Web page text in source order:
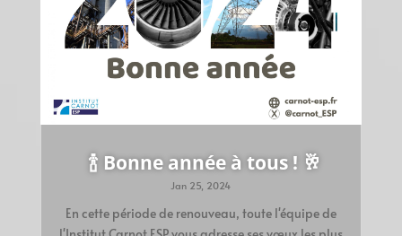
🍾 Bonne année à tous ! 🥂
Jan 25, 2024
En cette période de renouveau, toute l'équipe de